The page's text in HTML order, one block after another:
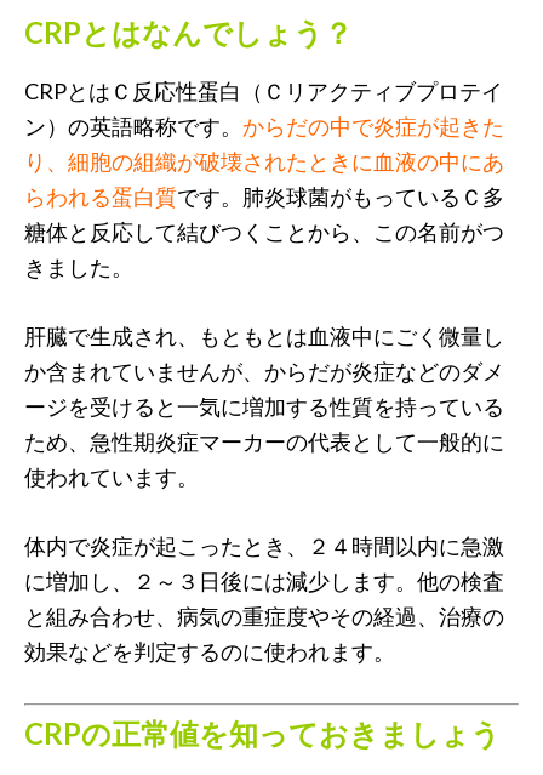
CRPとはなんでしょう？
CRPとはＣ反応性蛋白（Ｃリアクティブプロテイ
ン）の英語略称です。 からだの中で炎症が起きた
り、細胞の組織が破壊されたときに血液の中にあ
らわれる蛋白質です。肺炎球菌がもっているＣ多
糖体と反応して結びつくことから、この名前がつ
きました。
肝臓で生成され、もともとは血液中にごく微量し
か含まれていませんが、からだが炎症などのダメ
ージを受けると一気に増加する性質を持っている
ため、急性期炎症マーカーの代表として一般的に
使われています。
体内で炎症が起こったとき、２４時間以内に急激
に増加し、２～３日後には減少します。他の検査
と組み合わせ、病気の重症度やその経過、治療の
効果などを判定するのに使われます。
CRPの正常値を知っておきましょう